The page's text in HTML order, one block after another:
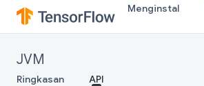
Menginstal
JVM
Ringkasan API
org.tensorflow.op.image
org.tensorflow.op.io
org.tensorflow.op.linalg.sparse
org.tensorflow.op.math